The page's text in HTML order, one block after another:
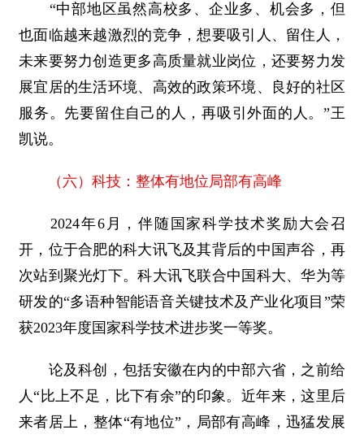
“中部地区虽然高校多、企业多、机会多，但
也面临越来越激烈的竞争，想要吸引人、留住人，
未来要努力创造更多高质量就业岗位，还要努力发
展宜居的生活环境、高效的政策环境、良好的社区
服务。先要留住自己的人，再吸引外面的人。”王
凯说。
（六）科技：整体有地位局部有高峰
2024年6月，伴随国家科学技术奖励大会召
开，位于合肥的科大讯飞及其背后的中国声谷，再
次站到聚光灯下。科大讯飞联合中国科大、华为等
研发的“多语种智能语音关键技术及产业化项目”荣
获2023年度国家科学技术进步奖一等奖。
论及科创，包括安徽在内的中部六省，之前给
人“比上不足，比下有余”的印象。近年来，这里后
来者居上，整体“有地位”，局部有高峰，迅猛发展